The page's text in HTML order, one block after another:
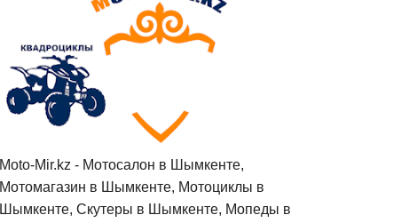
Moto-Mir.kz - Мотосалон в Шымкенте,
Мотомагазин в Шымкенте, Мотоциклы в
Шымкенте, Скутеры в Шымкенте, Мопеды в